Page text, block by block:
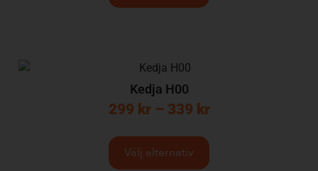
Kedja H00
299 kr – 339 kr
Välj alternativ